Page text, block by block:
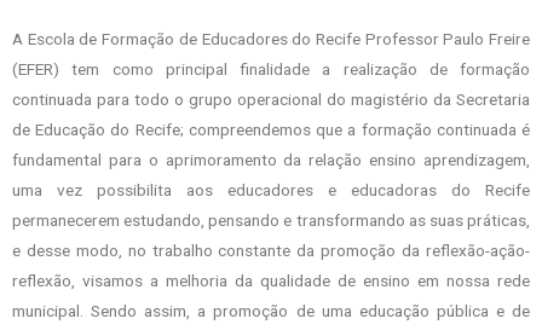
A Escola de Formação de Educadores do Recife Professor Paulo Freire
(EFER) tem como principal finalidade a realização de formação
continuada para todo o grupo operacional do magistério da Secretaria
de Educação do Recife; compreendemos que a formação continuada é
fundamental para o aprimoramento da relação ensino aprendizagem,
uma vez possibilita aos educadores e educadoras do Recife
permanecerem estudando, pensando e transformando as suas práticas,
e desse modo, no trabalho constante da promoção da reflexão-ação-
reflexão, visamos a melhoria da qualidade de ensino em nossa rede
municipal. Sendo assim, a promoção de uma educação pública e de